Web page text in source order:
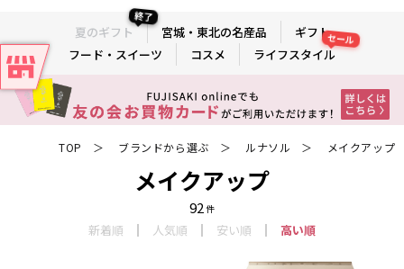
夏のギフト
終了
宮城・東北の名産品
ギフト
フード・スイーツ
コスメ ライフスタイル
セール
TOP ＞ ブランドから選ぶ ＞ ルナソル ＞ メイクアップ
メイクアップ
92件
新着順 人気順 安い順 高い順